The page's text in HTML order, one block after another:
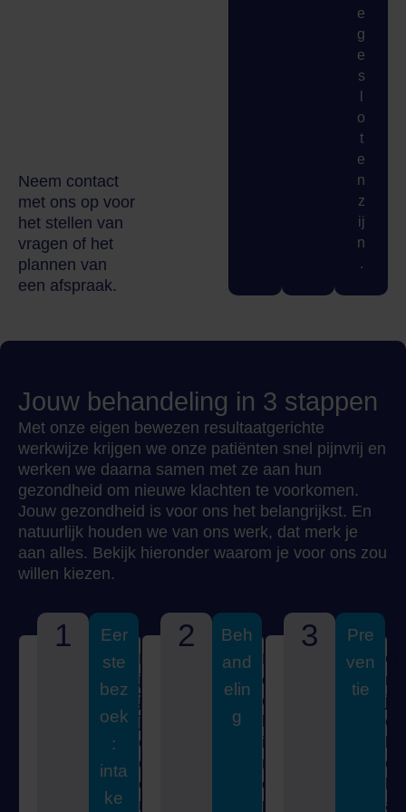
Neem contact
met ons op voor
het stellen van
vragen of het
plannen van
een afspraak.
e
g
e
s
o
t
e
n
z
ij
n
.
Jouw behandeling in 3 stappen
Met onze eigen bewezen resultaatgerichte
werkwijze krijgen we onze patiënten snel pijnvrij en
werken we daarna samen met ze aan hun
gezondheid om nieuwe klachten te voorkomen.
Jouw gezondheid is voor ons het belangrijkst. En
natuurlijk houden we van ons werk, dat merk je
aan alles. Bekijk hieronder waarom je voor ons zou
willen kiezen.
1
Eer
ste
bez
oek
:
inta
ke
B
i
j
j
e
e
e
r
volwassenen
Vragenlijst
2
Beh
and
elin
g
D
e
c
h
i
r
o
p
3
Pre
ven
tie
O
m
j
e
b
e
h
a